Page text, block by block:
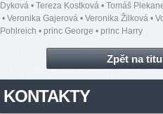
Dyková • Tereza Kostková • Tomáš
• Veronika Gajerová • Veronika Žilková •
Pohlreich • princ George • princ Harry
Zpět na
KONTAKTY